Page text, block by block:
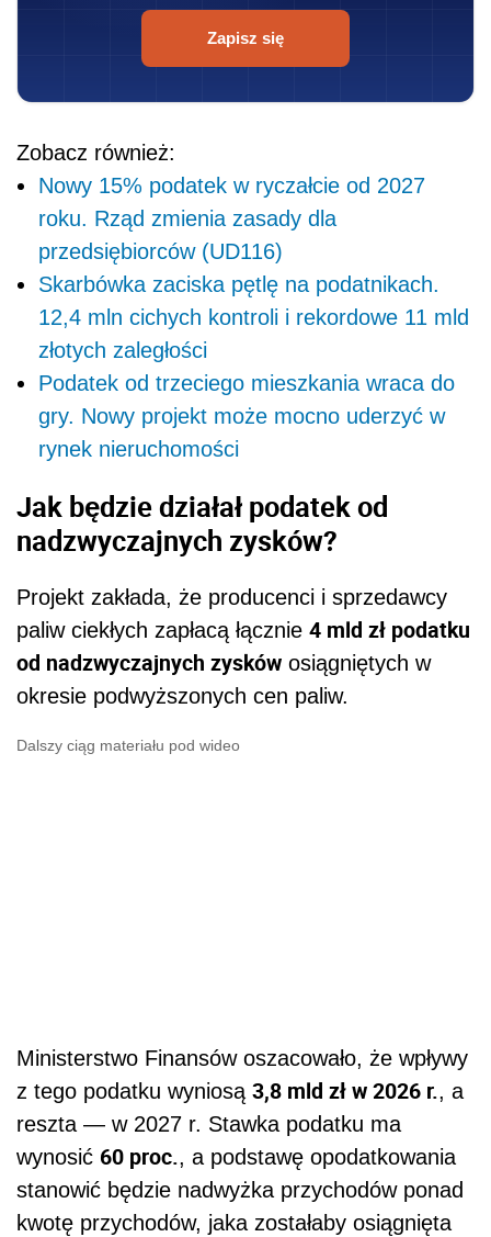
Zapisz się
Zobacz również:
Nowy 15% podatek w ryczałcie od 2027
roku. Rząd zmienia zasady dla
przedsiębiorców (UD116)
Skarbówka zaciska pętlę na podatnikach.
12,4 mln cichych kontroli i rekordowe 11 mld
złotych zaległości
Podatek od trzeciego mieszkania wraca do
gry. Nowy projekt może mocno uderzyć w
rynek nieruchomości
Jak będzie działał podatek od
nadzwyczajnych zysków?
Projekt zakłada, że producenci i sprzedawcy
paliw ciekłych zapłacą łącznie 4 mld zł podatku
od nadzwyczajnych zysków osiągniętych w
okresie podwyższonych cen paliw.
Dalszy ciąg materiału pod wideo
Ministerstwo Finansów oszacowało, że wpływy
z tego podatku wyniosą 3,8 mld zł w 2026 r., a
reszta — w 2027 r. Stawka podatku ma
wynosić 60 proc., a podstawę opodatkowania
stanowić będzie nadwyżka przychodów ponad
kwotę przychodów, jaka zostałaby osiągnięta